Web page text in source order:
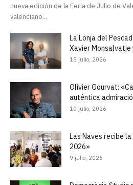
nueva edición de la Feria de Julio de
valenciano...
La Lonja del
Xavier Monsalvatje
15 julio, 2026
Olivier Gourvat:
auténtica
10 julio, 2026
Las Naves recibe
2026»
9 julio, 2026